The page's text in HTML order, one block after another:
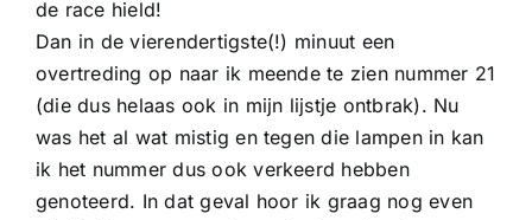
de race hield!
Dan in de vierendertigste(!) minuut een
overtreding op naar ik meende te zien nummer 21
(die dus helaas ook in mijn lijstje ontbrak). Nu
was het al wat mistig en tegen die lampen in kan
ik het nummer dus ook verkeerd hebben
genoteerd. In dat geval hoor ik graag nog even